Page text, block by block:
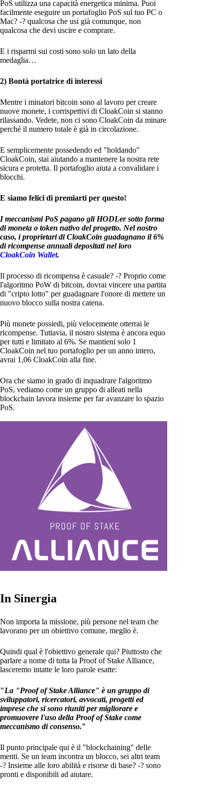
PoS utilizza una capacità energetica minima. Puoi
facilmente eseguire un portafoglio PoS sul tuo PC o
Mac? -? qualcosa che usi già comunque, non
qualcosa che devi uscire e comprare.
E i risparmi sui costi sono solo un lato della
medaglia…
2) Bontà portatrice di interessi
Mentre i minatori bitcoin sono al lavoro per creare
nuove monete, i corrispettivi di CloakCoin si stanno
rilassando. Vedete, non ci sono CloakCoin da minare
perché il numero totale è già in circolazione.
E semplicemente possedendo ed "holdando"
CloakCoin, stai aiutando a mantenere la nostra rete
sicura e protetta. Il portafoglio aiuta a convalidare i
blocchi.
E siamo felici di premiarti per questo!
I meccanismi PoS pagano gli HODLer sotto forma
di moneta o token nativo del progetto. Nel nostro
caso, i proprietari di CloakCoin guadagnano il 6%
di ricompense annuali depositati nel loro
CloakCoin Wallet.
Il processo di ricompensa è casuale? -? Proprio come
l'algoritmo PoW di bitcoin, dovrai vincere una partita
di "cripto lotto" per guadagnare l'onore di mettere un
nuovo blocco sulla nostra catena.
Più monete possiedi, più velocemente otterrai le
ricompense. Tuttavia, il nostro sistema è ancora equo
per tutti e limitato al 6%. Se mantieni solo 1
CloakCoin nel tuo portafoglio per un anno intero,
avrai 1,06 CloakCoin alla fine.
Ora che siamo in grado di inquadrare l'algoritmo
PoS, vediamo come un gruppo di alleati nella
blockchain lavora insieme per far avanzare lo spazio
PoS.
In Sinergia
Non importa la missione, più persone nel team che
lavorano per un obiettivo comune, meglio è.
Quindi qual è l'obiettivo generale qui? Piuttosto che
parlare a nome di tutta la Proof of Stake Alliance,
lasceremo intatte le loro parole esatte:
"La "Proof of Stake Alliance" è un gruppo di
sviluppatori, ricercatori, avvocati, progetti ed
imprese che si sono riuniti per migliorare e
promuovere l'uso della Proof of Stake come
meccanismo di consenso."
Il punto principale qui è il "blockchaining" delle
menti. Se un team incontra un blocco, sei altri team
-? Insieme alle loro abilità e risorse di base? -? sono
pronti e disponibili ad aiutare.